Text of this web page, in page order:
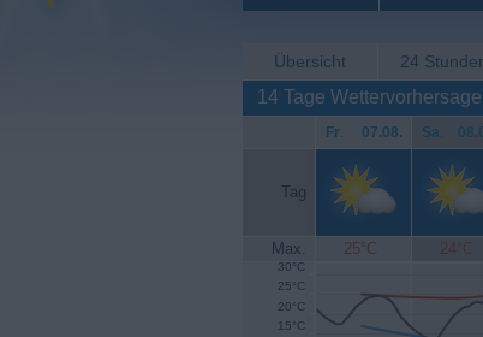
Übersicht 24
14 Tage
Fr. 07.08. Sa.
Tag
Max. 25°C 24°C
15°C
20°C
25°C
30°C